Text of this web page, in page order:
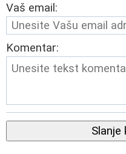
Vaš email:
Komentar:
Slanje